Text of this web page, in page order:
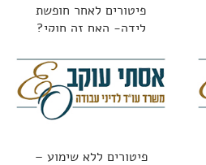
פיטורים לאחר חופשת
לידה- האם זה חוקי?
פיטורים ללא שימוע –